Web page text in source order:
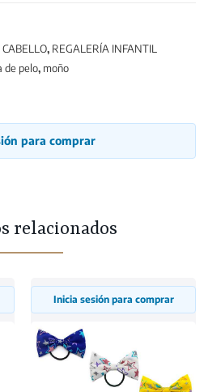
CABELLO, REGALERÍA INFANTIL
de pelo, moño
para comprar
relacionados
Inicia sesión para comprar